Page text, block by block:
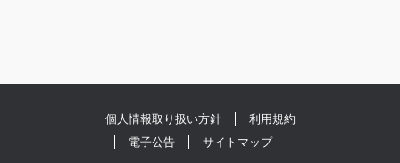
個人情報取り扱い方針
利用規約
電子公告
サイトマップ